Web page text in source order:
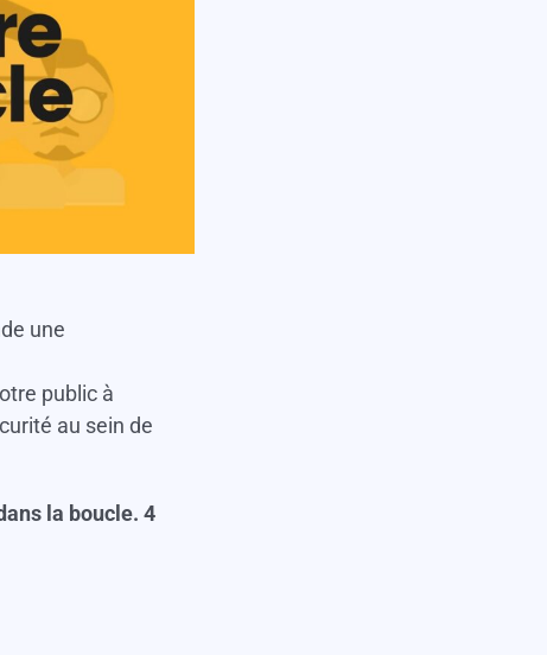
une
public à
au sein de
la boucle. 4